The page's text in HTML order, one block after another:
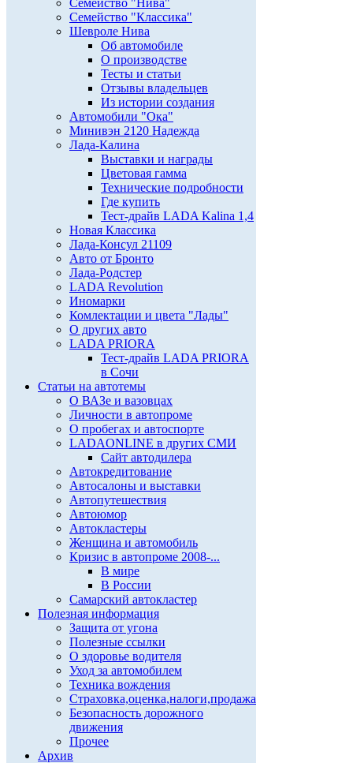
Семейство "Нива"
Семейство "Классика"
Шевроле Нива
Об автомобиле
О производстве
Тесты и статьи
Отзывы владельцев
Из истории создания
Автомобили "Ока"
Минивэн 2120 Надежда
Лада-Калина
Выставки и награды
Цветовая гамма
Технические подробности
Где купить
Тест-драйв LADA Kalina 1,4
Новая Классика
Лада-Консул 21109
Авто от Бронто
Лада-Родстер
LADA Revolution
Иномарки
Комлектации и цвета "Лады"
О других авто
LADA PRIORA
Тест-драйв LADA PRIORA
в Сочи
Статьи на автотемы
О ВАЗе и вазовцах
Личности в автопроме
О пробегах и автоспорте
LADAONLINE в других СМИ
Сайт автодилера
Автокредитование
Автосалоны и выставки
Автопутешествия
Автоюмор
Автокластеры
Женщина и автомобиль
Кризис в автопроме 2008-...
В мире
В России
Самарский автокластер
Полезная информация
Защита от угона
Полезные ссылки
О здоровье водителя
Уход за автомобилем
Техника вождения
Страховка,оценка,налоги,продажа
Безопасность дорожного
движения
Прочее
Архив